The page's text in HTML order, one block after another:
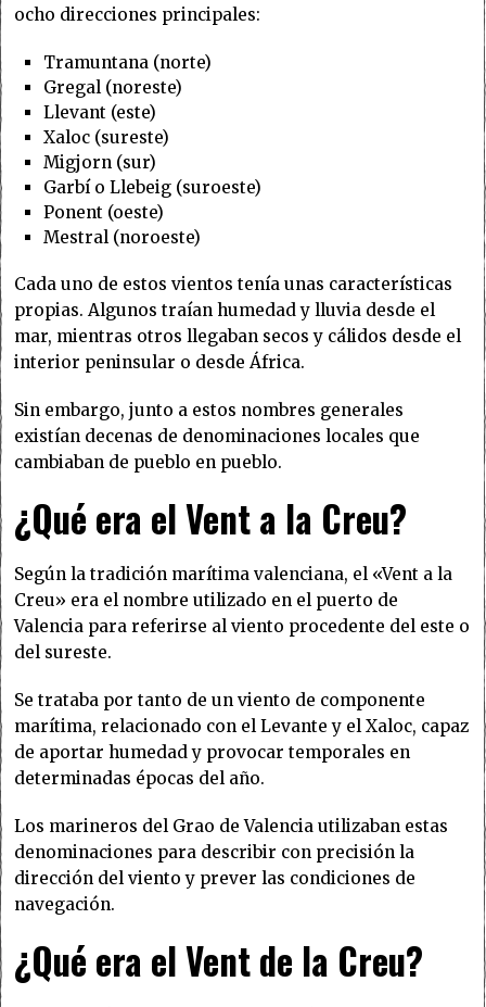
ocho direcciones principales:
Tramuntana (norte)
Gregal (noreste)
Llevant (este)
Xaloc (sureste)
Migjorn (sur)
Garbí o Llebeig (suroeste)
Ponent (oeste)
Mestral (noroeste)
Cada uno de estos vientos tenía unas características
propias. Algunos traían humedad y lluvia desde el
mar, mientras otros llegaban secos y cálidos desde el
interior peninsular o desde África.
Sin embargo, junto a estos nombres generales
existían decenas de denominaciones locales que
cambiaban de pueblo en pueblo.
¿Qué era el Vent a la Creu?
Según la tradición marítima valenciana, el «Vent a la
Creu» era el nombre utilizado en el puerto de
Valencia para referirse al viento procedente del este o
del sureste.
Se trataba por tanto de un viento de componente
marítima, relacionado con el Levante y el Xaloc, capaz
de aportar humedad y provocar temporales en
determinadas épocas del año.
Los marineros del Grao de Valencia utilizaban estas
denominaciones para describir con precisión la
dirección del viento y prever las condiciones de
navegación.
¿Qué era el Vent de la Creu?